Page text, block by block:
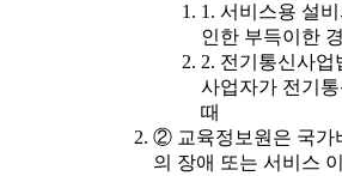
1. 서비스용 설
인한 부득이한
2. 전기통신사업
사업자가 전기
때
② 교육정보원은 국가
의 장애 또는 서비스